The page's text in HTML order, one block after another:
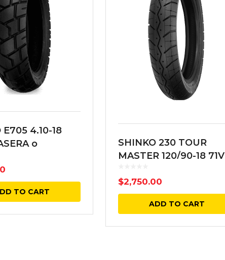
E705 4.10-18
o
TO CART
SHINKO 230 TOUR
MASTER 120/90-18 71V
$2,750.00
ADD TO CART